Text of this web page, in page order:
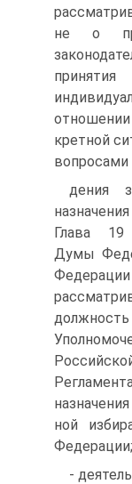
не о
кретной
вопросами
дения
Глава 19
Думы
ной
Федерации;
-